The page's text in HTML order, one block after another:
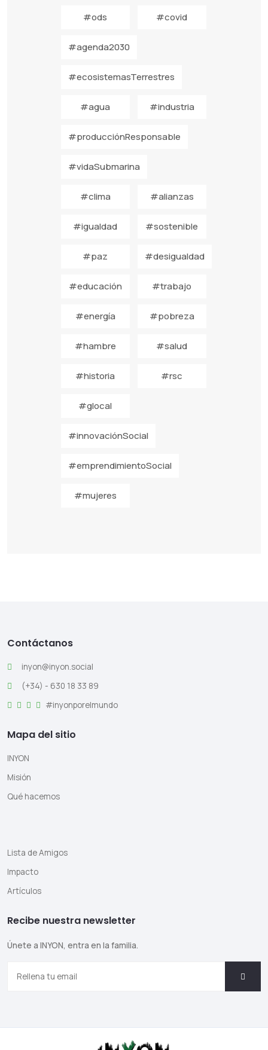
#ods #covid
#agenda2030
#ecosistemasTerrestres
#agua #industria
#producciónResponsable
#vidaSubmarina
#clima #alianzas
#igualdad #sostenible
#paz #desigualdad
#educación #trabajo
#energía #pobreza
#hambre #salud
#historia #rsc
#glocal
#innovaciónSocial
#emprendimientoSocial
#mujeres
Contáctanos
inyon@inyon.social
(+34) - 630 18 33 89
#inyonporelmundo
Mapa del sitio
INYON
Misión
Qué hacemos
Lista de Amigos
Impacto
Artículos
Recibe nuestra newsletter
Únete a INYON, entra en la familia.